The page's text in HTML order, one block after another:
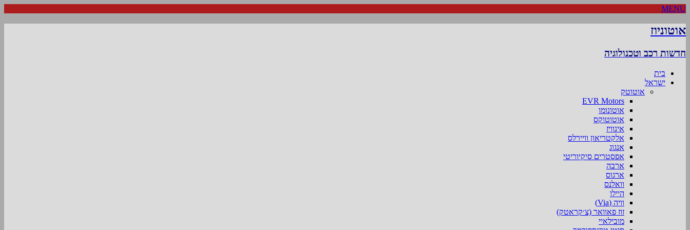
MENU
אוטוניוז
חדשות רכב וטכנולוגיה
בית
ישראל
אוטוטק
EVR Motors
אוטונומו
אוטוטוקס
אינוויז
אלקטריאון וויירלס
אנגוג
אפסטרים סיקיוריטי
ארבה
ארגוס
וואלנס
היילו
וויה (Via)
זוז פאוואר (צ׳קראטק)
מובילאיי